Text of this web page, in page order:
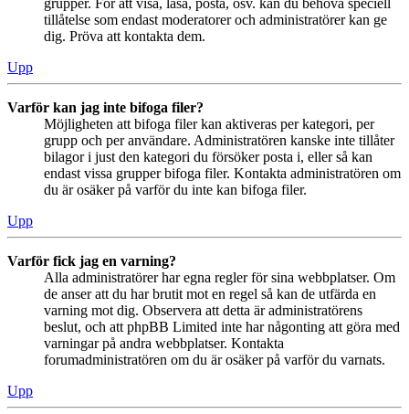
grupper. För att visa, läsa, posta, osv. kan du behöva speciell
tillåtelse som endast moderatorer och administratörer kan ge
dig. Pröva att kontakta dem.
Upp
Varför kan jag inte bifoga filer?
Möjligheten att bifoga filer kan aktiveras per kategori, per
grupp och per användare. Administratören kanske inte tillåter
bilagor i just den kategori du försöker posta i, eller så kan
endast vissa grupper bifoga filer. Kontakta administratören om
du är osäker på varför du inte kan bifoga filer.
Upp
Varför fick jag en varning?
Alla administratörer har egna regler för sina webbplatser. Om
de anser att du har brutit mot en regel så kan de utfärda en
varning mot dig. Observera att detta är administratörens
beslut, och att phpBB Limited inte har någonting att göra med
varningar på andra webbplatser. Kontakta
forumadministratören om du är osäker på varför du varnats.
Upp